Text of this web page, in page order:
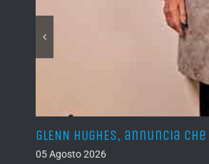
tour
YNGWIE MALMSTEEN,
album atteso per